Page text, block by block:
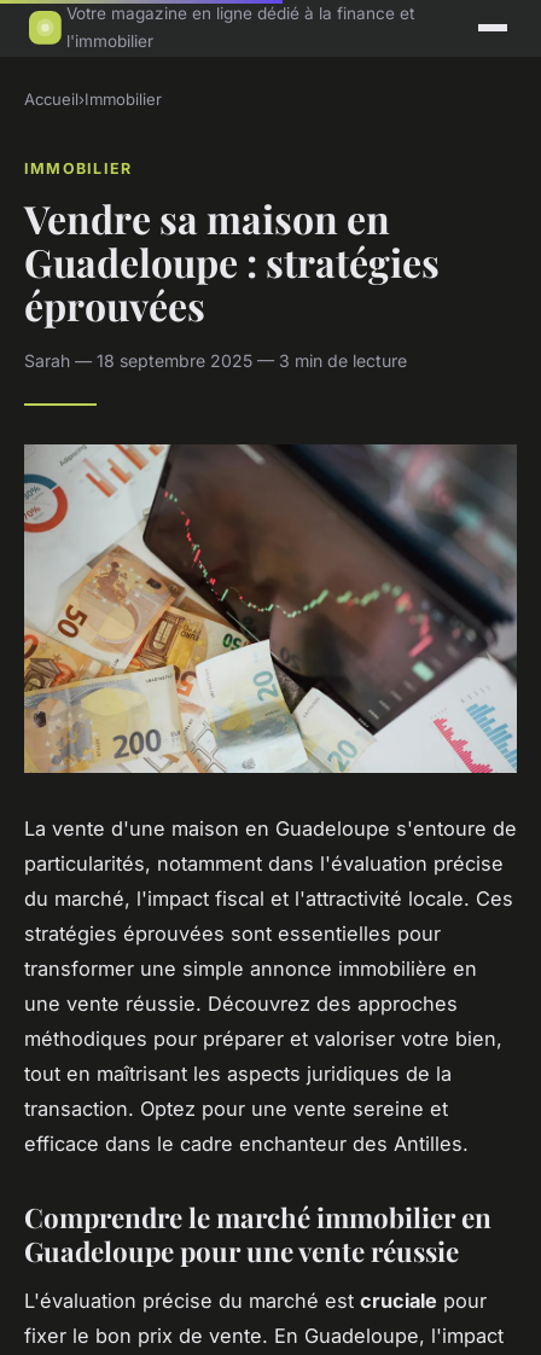
Votre magazine en ligne dédié à la finance et
l'immobilier
Accueil›Immobilier
IMMOBILIER
Vendre sa maison en
Guadeloupe : stratégies
éprouvées
Sarah — 18 septembre 2025 — 3 min de lecture
La vente d'une maison en Guadeloupe s'entoure de
particularités, notamment dans l'évaluation précise
du marché, l'impact fiscal et l'attractivité locale. Ces
stratégies éprouvées sont essentielles pour
transformer une simple annonce immobilière en
une vente réussie. Découvrez des approches
méthodiques pour préparer et valoriser votre bien,
tout en maîtrisant les aspects juridiques de la
transaction. Optez pour une vente sereine et
efficace dans le cadre enchanteur des Antilles.
Comprendre le marché immobilier en
Guadeloupe pour une vente réussie
L'évaluation précise du marché est cruciale pour
fixer le bon prix de vente. En Guadeloupe, l'impact